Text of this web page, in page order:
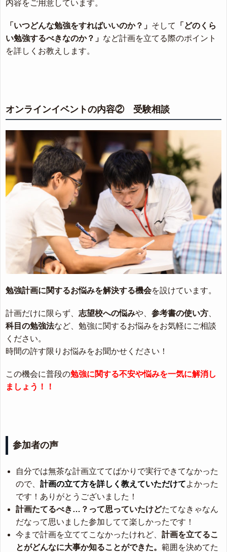
内容をご用意しています。
「いつどんな勉強をすればいいのか？」 そして
「どのくら
い勉強するべきなのか？」 など計画を立てる際のポイント
を詳しくお教えします。
オンラインイベントの内容② 受験相談
勉強計画に関するお悩みを解決する機会を設けています。
計画だけに限らず、 志望校への悩みや、 参考書の使い方
科目の勉強法など、勉強に関するお悩みをお気軽にご相談
ください。
時間の許す限りお悩みをお聞かせください！
この機会に普段の勉強に関する不安や悩みを一気に解消し
ましょう！！
参加者の声
自分では無茶な計画立ててばかりで実行できてなかった
ので、 計画の立て方を詳しく教えていただけてよかった
です！ありがとうございました！
計画たてるべき…？って思っていたけどたてなきゃなん
だなって思いました参加してて楽しかったです！
今まで計画を立ててこなかったけれど、 計画を立てるこ
とがどんなに大事か知ることができた。 範囲を決めてた